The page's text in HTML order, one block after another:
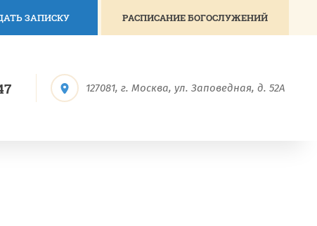
ЗАПИСКУ РАСПИСАНИЕ БОГОСЛУЖЕНИЙ
127081, г. Москва, ул. Заповедная, д. 52А